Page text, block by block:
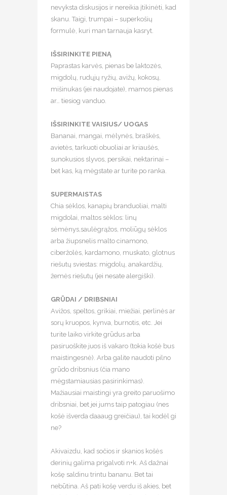
nevyksta diskusijos ir nereikia įtikinėti, kad
skanu. Taigi, trumpai – superkošių
formulė, kuri man tarnauja kasryt. ⠀
IŠSIRINKITE PIENĄ
Paprastas karvės, pienas be laktozės,
migdolų, rudųjų ryžių, avižų, kokosų,
mišinukas (jei naudojate), mamos pienas
ar… tiesiog vanduo.⠀
IŠSIRINKITE VAISIUS/ UOGAS
Bananai, mangai, mėlynės, braškės,
avietės, tarkuoti obuoliai ar kriaušės,
sunokusios slyvos, persikai, nektarinai –
bet kas, ką mėgstate ar turite po ranka. ⠀
SUPERMAISTAS
Chia sėklos, kanapių branduoliai, malti
migdolai, maltos sėklos: linų
sėmėnys,saulėgrąžos, moliūgų sėklos
arba žiupsnelis malto cinamono,
ciberžolės, kardamono, muskato, glotnus
riešutų sviestas: migdolų, anakardžių,
žemės riešutų (jei nesate alergiški). ⠀
GRŪDAI / DRIBSNIAI⠀
Avižos, speltos, grikiai, miežiai, perlinės ar
sorų kruopos, kynva, burnotis, etc. Jei
turite laiko virkite grūdus arba
pasiruoškite juos iš vakaro (tokia košė bus
maistingesnė). Arba galite naudoti pilno
grūdo dribsnius (čia mano
mėgstamiausias pasirinkimas).
Mažiausiai maistingi yra greito paruošimo
dribsniai, bet jei jums taip patogiau (nes
košė išverda daaaug greičiau), tai kodėl gi
ne?⠀
Akivaizdu, kad sočios ir skanios košės
derinių galima prigalvoti n+k. Aš dažnai
košę saldinu trintu bananu. Bet tai
nebūtina. Aš pati košę verdu iš akies, bet